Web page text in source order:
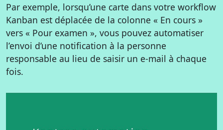
Par exemple, lorsqu’une carte dans votre workflow
Kanban est déplacée de la colonne « En cours »
vers « Pour examen », vous pouvez automatiser
l’envoi d’une notification à la personne
responsable au lieu de saisir un e-mail à chaque
fois.